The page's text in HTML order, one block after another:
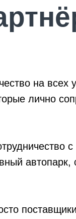
на
лично
автопарк,
поставщики